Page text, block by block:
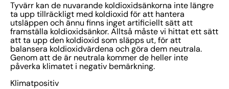
Tyvärr kan de nuvarande koldioxidsänkorna inte längre
ta upp tillräckligt med koldioxid för att hantera
utsläppen och ännu finns inget artificiellt sätt att
framställa koldioxidsänkor. Alltså måste vi hittat ett sätt
att ta upp den koldioxid som släpps ut, för att
balansera koldioxidvärdena och göra dem neutrala.
Genom att de är neutrala kommer de heller inte
påverka klimatet i negativ bemärkning.
Klimatpositiv